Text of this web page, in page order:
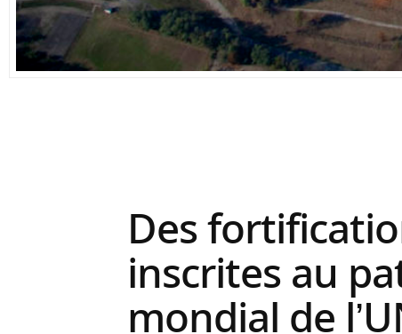
Des
inscrites au
mondial de